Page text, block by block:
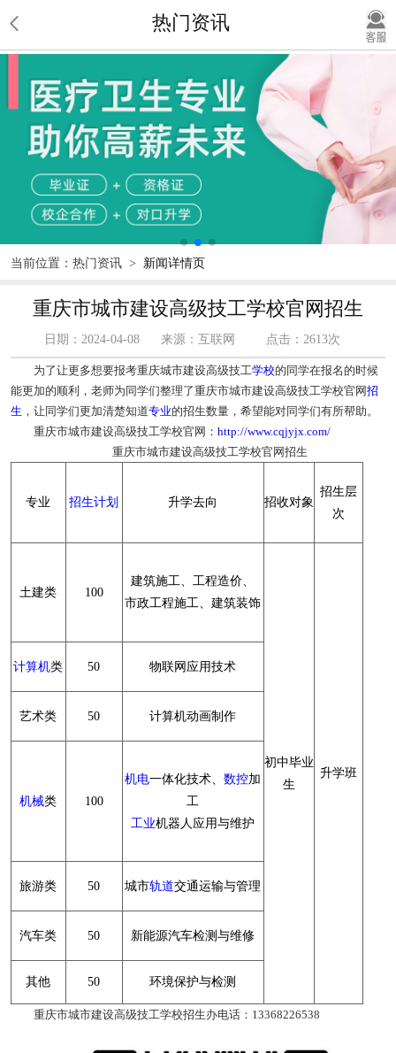
热门资讯
当前位置： 热门资讯 > 新闻详情页
重庆市城市建设高级技工学校官网招生
日期：2024-04-08 来源：互联网 点击：2613次
为了让更多想要报考重庆城市建设高级技工学校的同学在报名的时候
能更加的顺利，老师为同学们整理了重庆市城市建设高级技工学校官网招
生 ，让同学们更加清楚知道专业的招生数量，希望能对同学们有所帮助。
重庆市城市建设高级技工学校官网：http://www.cqjyjx.com/
重庆市城市建设高级技工学校官网招生
专业 招生计划 升学去向 招收对象
招生层
次
土建类 100
建筑施工、工程造价、
市政工程施工、建筑装饰
初中毕业
生
升学班
计算机类 50 物联网应用技术
艺术类 50 计算机动画制作
机械类 100
机电一体化技术、数控加
工
工业机器人应用与维护
旅游类 50 城市轨道交通运输与管理
汽车类 50 新能源汽车检测与维修
其他 50 环境保护与检测
重庆市城市建设高级技工学校招生办电话：13368226538